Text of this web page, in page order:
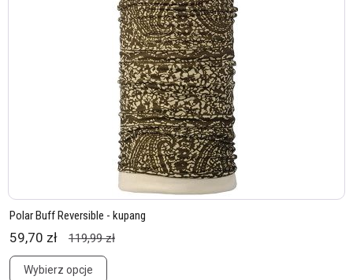
Polar Buff Reversible - kupang
59,70 zł 119,99 zł
Wybierz opcje